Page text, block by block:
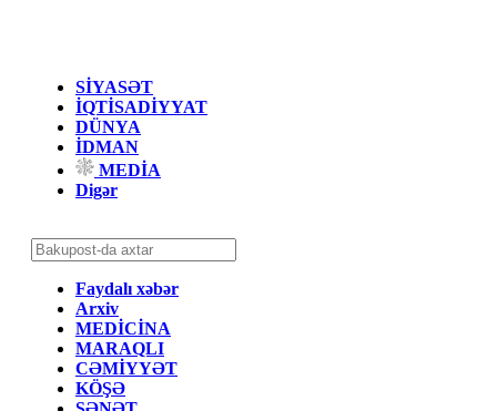
SİYASƏT
İQTİSADİYYAT
DÜNYA
İDMAN
MEDİA
Digər
Faydalı xəbər
Arxiv
MEDİCİNA
MARAQLI
CƏMİYYƏT
KÖŞƏ